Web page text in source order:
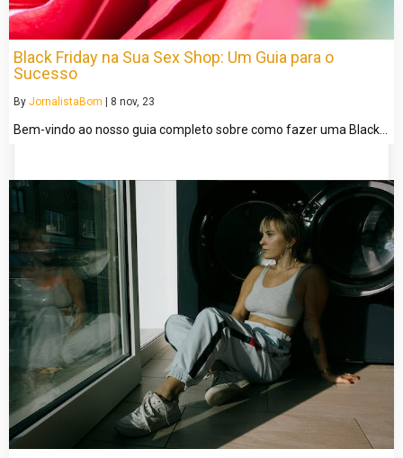
Black Friday na Sua Sex Shop: Um Guia para o
Sucesso
By JornalistaBom | 8 nov, 23
Bem-vindo ao nosso guia completo sobre como fazer uma Black…